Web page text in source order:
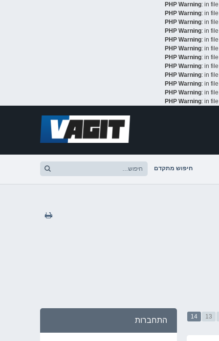
: in file
: in file
: in file
: in file
: in file
: in file
: in file
: in file
: in file
: in file
: in file
: in file
חיפוש מתקדם
13
14 התחברות